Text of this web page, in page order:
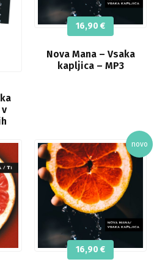
Nova Mana – Vsaka
kapljica – MP3
16,90 €
16,90 €